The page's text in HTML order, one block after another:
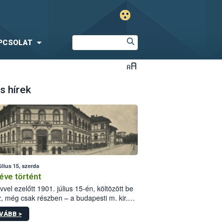
hírek
15, szerda
történt
ezelőtt 1901. július 15-én, költözött be
még csak részben – a budapesti m. kir.
állomás a Kis Rókus utca
alatti, Czigler Győző által tervezett új
>